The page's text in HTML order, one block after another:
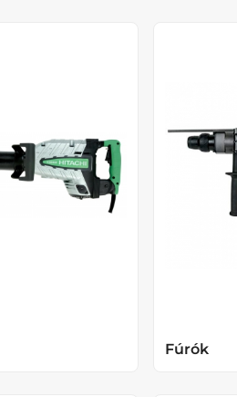
Fúrók